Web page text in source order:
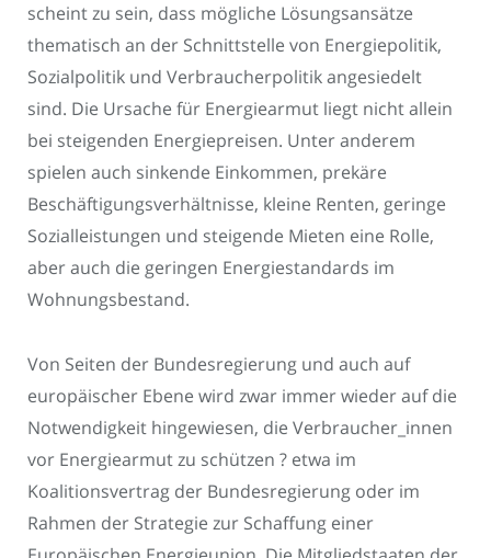
scheint zu sein, dass mögliche Lösungsansätze
thematisch an der Schnittstelle von Energiepolitik,
Sozialpolitik und Verbraucherpolitik angesiedelt
sind. Die Ursache für Energiearmut liegt nicht allein
bei steigenden Energiepreisen. Unter anderem
spielen auch sinkende Einkommen, prekäre
Beschäftigungsverhältnisse, kleine Renten, geringe
Sozialleistungen und steigende Mieten eine Rolle,
aber auch die geringen Energiestandards im
Wohnungsbestand.
Von Seiten der Bundesregierung und auch auf
europäischer Ebene wird zwar immer wieder auf die
Notwendigkeit hingewiesen, die Verbraucher_innen
vor Energiearmut zu schützen ? etwa im
Koalitionsvertrag der Bundesregierung oder im
Rahmen der Strategie zur Schaffung einer